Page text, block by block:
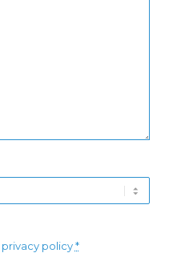
privacy policy *